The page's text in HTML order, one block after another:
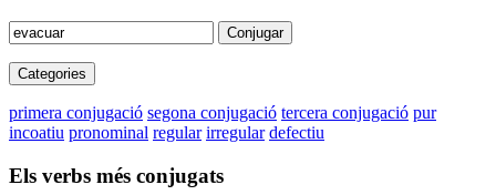
Conjugar
Categories
primera conjugació segona conjugació tercera conjugació pur
incoatiu pronominal regular irregular defectiu
Els verbs més conjugats